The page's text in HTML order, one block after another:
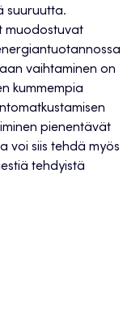
suuruutta.
muodostuvat
vaihtaminen on
kummempia
pienentävät
voi siis tehdä myös
tehdyistä